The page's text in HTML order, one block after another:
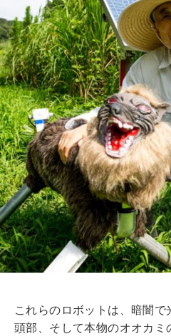
これらのロボットは、暗闇で
頭部、そして本物のオオカミ